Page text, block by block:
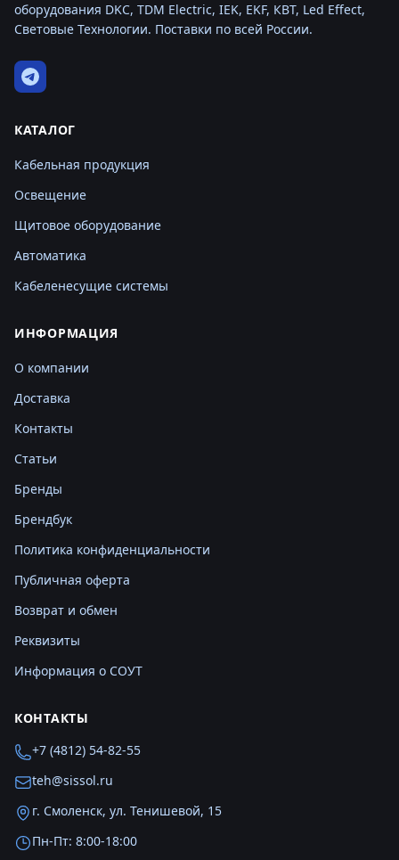
оборудования DKC, TDM Electric, IEK, EKF, КВТ, Led Effect,
Световые Технологии. Поставки по всей России.
КАТАЛОГ
Кабельная продукция
Освещение
Щитовое оборудование
Автоматика
Кабеленесущие системы
ИНФОРМАЦИЯ
О компании
Доставка
Контакты
Статьи
Бренды
Брендбук
Политика конфиденциальности
Публичная оферта
Возврат и обмен
Реквизиты
Информация о СОУТ
КОНТАКТЫ
+7 (4812) 54-82-55
teh@sissol.ru
г. Смоленск, ул. Тенишевой, 15
Пн-Пт: 8:00-18:00